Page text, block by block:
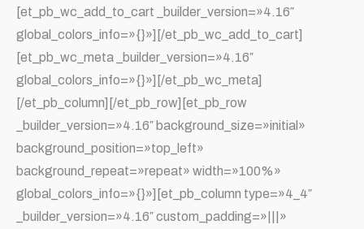
[et_pb_wc_add_to_cart _builder_version=»4.16″
global_colors_info=»{}»][/et_pb_wc_add_to_cart]
[et_pb_wc_meta _builder_version=»4.16″
global_colors_info=»{}»][/et_pb_wc_meta]
[/et_pb_column][/et_pb_row][et_pb_row
_builder_version=»4.16″ background_size=»initial»
background_position=»top_left»
background_repeat=»repeat» width=»100%»
global_colors_info=»{}»][et_pb_column type=»4_4″
_builder_version=»4.16″ custom_padding=»|||»